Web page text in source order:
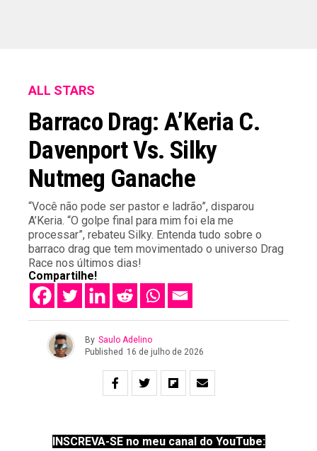
ALL STARS
Barraco Drag: A’Keria C.
Davenport Vs. Silky
Nutmeg Ganache
“Você não pode ser pastor e ladrão”, disparou
A’Keria. “O golpe final para mim foi ela me
processar”, rebateu Silky. Entenda tudo sobre o
barraco drag que tem movimentado o universo Drag
Race nos últimos dias!
Compartilhe!
By Saulo Adelino
Published 16 de julho de 2026
INSCREVA-SE no meu canal do YouTube: